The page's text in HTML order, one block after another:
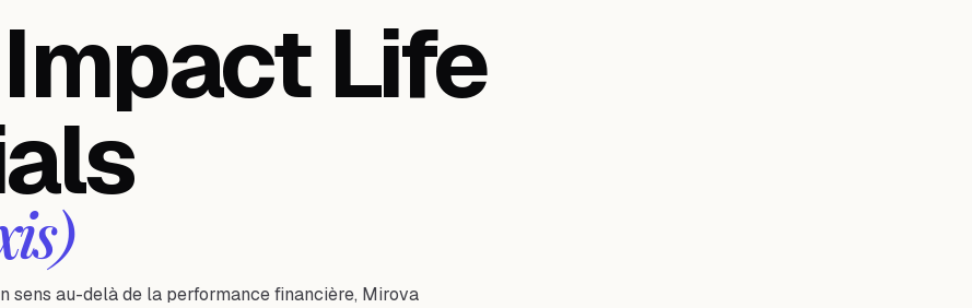
Life
au-delà de la performance financière, Mirova